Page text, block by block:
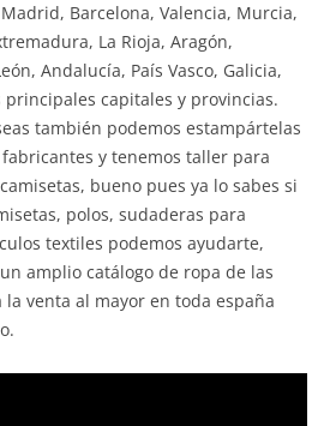
Barcelona, Valencia, Murcia,
La Rioja, Aragón,
Andalucía, País Vasco, Galicia,
principales capitales y provincias.
también podemos estampártelas
y tenemos taller para
bueno pues ya lo sabes si
polos, sudaderas para
textiles podemos ayudarte,
amplio catálogo de ropa de las
venta al mayor en toda españa